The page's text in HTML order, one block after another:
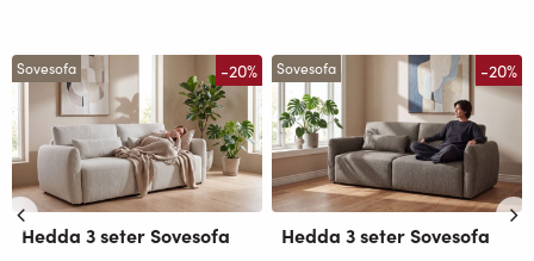
Sovesofa -20%
Hedda 3 seter Sovesofa
Sovesofa -20%
Hedda 3 seter Sovesofa